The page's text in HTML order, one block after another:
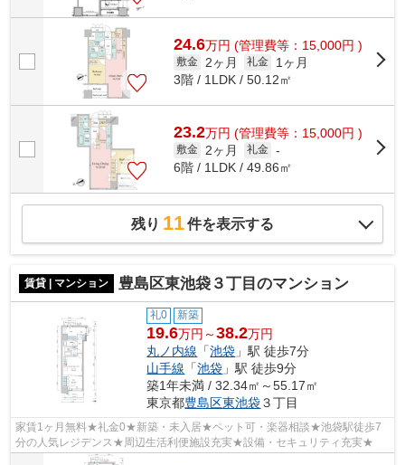
24.6万円 (管理費等：15,000円 )
敷金 2ヶ月 礼金
1ヶ月
3階 / 1LDK / 50.12㎡
23.2万円 (管理費等：15,000円 )
敷金 2ヶ月 礼金 -
6階 / 1LDK / 49.86㎡
残り 11件を表示する
賃貸 | マンション 豊島区東池袋３丁目のマンション
礼0 新築
19.6万円～38.2万円
丸ノ内線 「池袋 」駅 徒歩7分
山手線 「池袋 」駅 徒歩9分
築1年未満 / 32.34㎡～55.17㎡
東京都豊島区東池袋３丁目
家賃1ヶ月無料★礼金0★新築・未入居★ペット可・楽器相談★池袋駅徒歩7
分の人気レジデンス★周辺生活利便施設充実★設備・セキュリティ充実★